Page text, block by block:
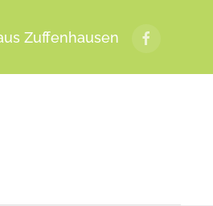
Zuffenhausen